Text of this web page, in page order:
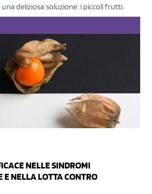
deliziosa soluzione: i piccoli frutti.
NELLE SINDROMI
E NELLA LOTTA CONTRO